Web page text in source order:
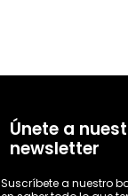
Únete a
newsletter
Suscríbete a nuestro